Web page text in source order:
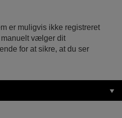
er muligvis ikke registreret
manuelt vælger dit
for at sikre, at du ser